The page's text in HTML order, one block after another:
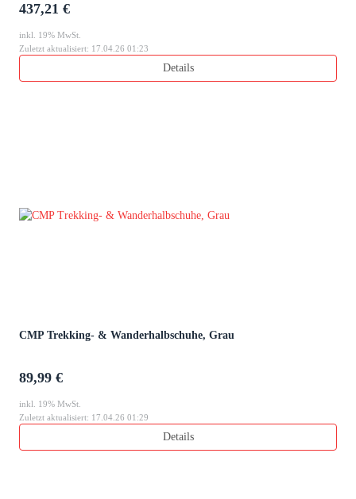
437,21 €
inkl. 19% MwSt.
Zuletzt aktualisiert: 17.04.26 01:23
Details
CMP Trekking- & Wanderhalbschuhe, Grau
89,99 €
inkl. 19% MwSt.
Zuletzt aktualisiert: 17.04.26 01:29
Details